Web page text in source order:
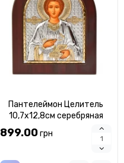
Пантелеймон Целитель
10,7х12,8см серебряная
икона арочной формы на
дереве
899.00грн